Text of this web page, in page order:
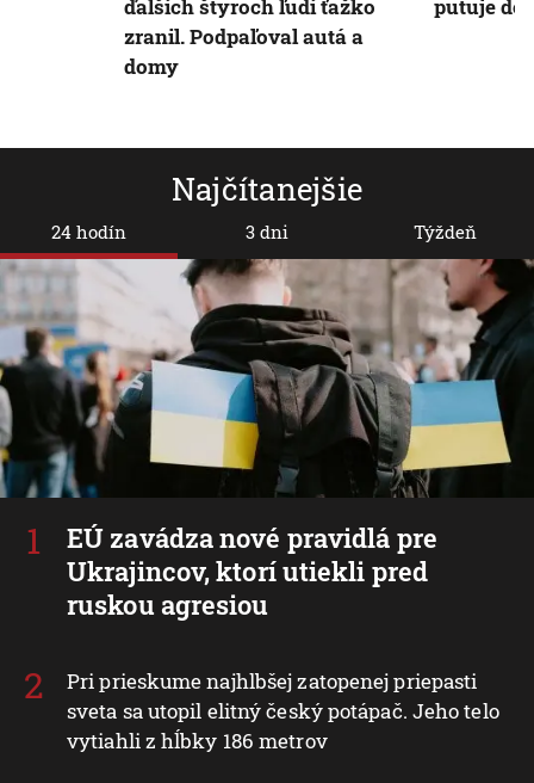
Najčítanejšie
24 hodín
EÚ zavádza nové pravidlá pre
Ukrajincov, ktorí utiekli pred
ruskou agresiou
Pri prieskume najhlbšej zatopenej priepasti
sveta sa utopil elitný český potápač. Jeho telo
vytiahli z hĺbky 186 metrov
3 dni Týždeň
ďalších štyroch ľudí ťažko
zranil. Podpaľoval autá a
domy
putuje do